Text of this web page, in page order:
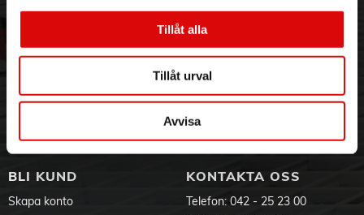
Tillåt alla
Tillåt urval
Avvisa
Om oss
Hållbarhet
Jobba hos oss
Vanliga frågor
Service & Support
Ansökan om RMA
Godsefterlysning & Felleverans
Integritetspolicy
Om cookies
BLI KUND
Skapa konto
KONTAKTA OSS
Telefon: 042 - 25 23 00